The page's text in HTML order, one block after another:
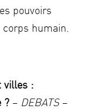
pouvoirs
humain.
villes :
? – DEBATS–